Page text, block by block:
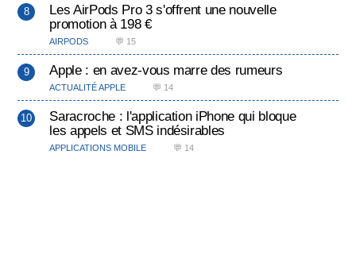
Les AirPods Pro 3 s'offrent une nouvelle
promotion à 198 €
AIRPODS 💬 15
Apple : en avez-vous marre des rumeurs
ACTUALITÉ APPLE 💬 14
Saracroche : l'application iPhone qui bloque
les appels et SMS indésirables
APPLICATIONS MOBILE 💬 14